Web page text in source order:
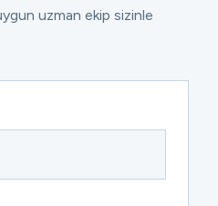
uzman ekip sizinle